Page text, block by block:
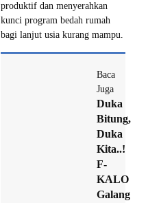
produktif dan menyerahkan
kunci program bedah rumah
bagi lanjut usia kurang mampu.
Baca
Juga
Duka
Bitung,
Duka
Kita..!
F-
KALO
Galang